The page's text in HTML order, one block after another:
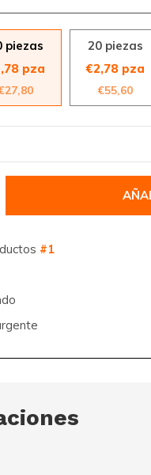
piezas
pza
20 piezas
€2,78 pza
€55,60
#1